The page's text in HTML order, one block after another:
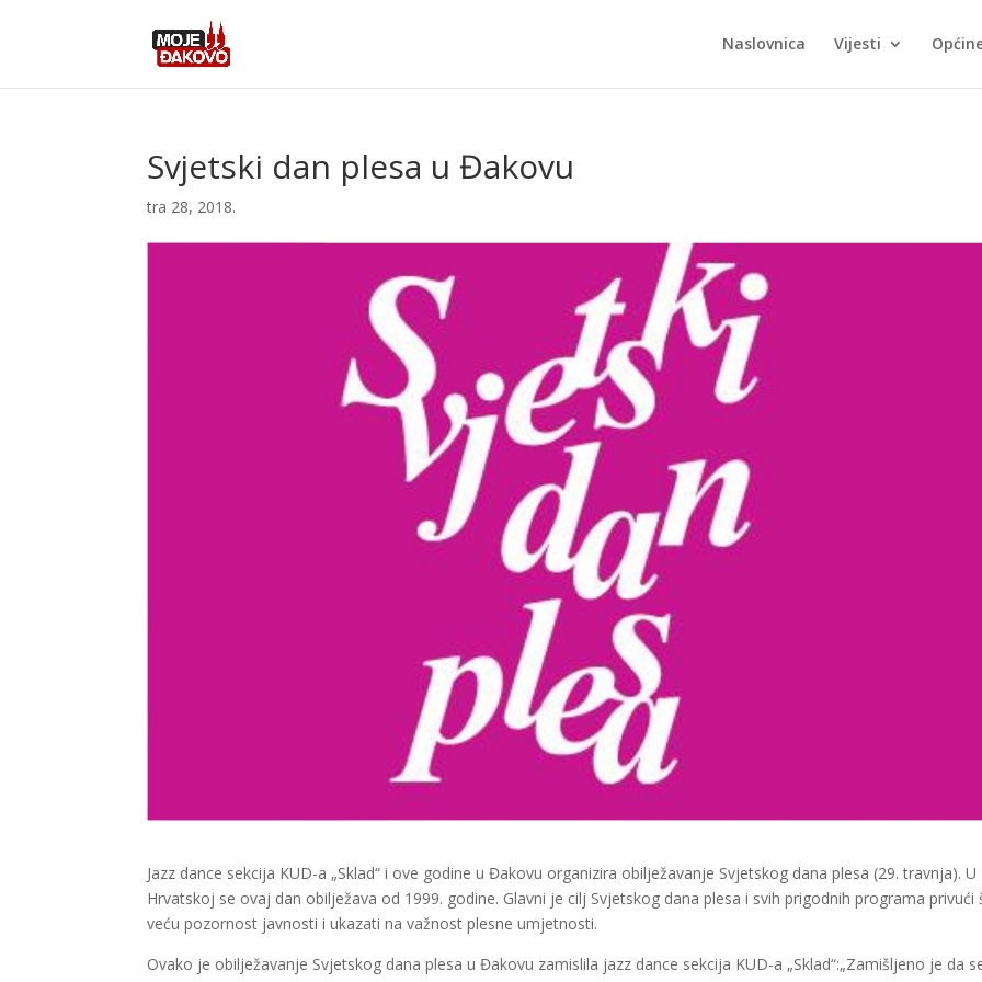
Naslovnica Vijesti
Svjetski dan plesa u Đakovu
tra 28, 2018.
Jazz dance sekcija KUD-a „Sklad“ i ove godine u Đakovu organizira obilježavanje Svjetskog dana plesa (29. travnja). U
Hrvatskoj se ovaj dan obilježava od 1999. godine. Glavni je cilj Svjetskog dana plesa i svih prigodnih programa privući
veću pozornost javnosti i ukazati na važnost plesne umjetnosti.
Ovako je obilježavanje Svjetskog dana plesa u Đakovu zamislila jazz dance sekcija KUD-a „Sklad“:„Zamišljeno je da